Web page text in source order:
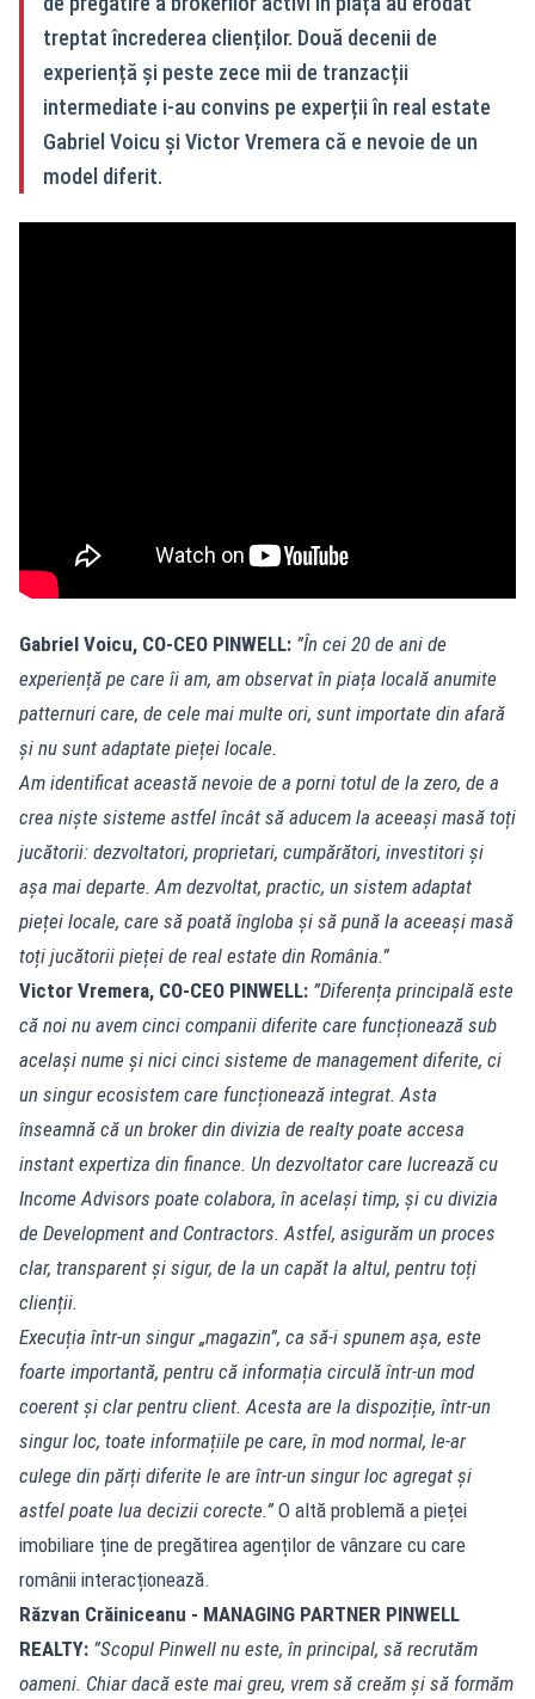
treptat încrederea clienților. Două decenii de
experiență și peste zece mii de tranzacții
intermediate i-au convins pe experții în real estate
Gabriel Voicu și Victor Vremera că e nevoie de un
model diferit.
Gabriel Voicu, CO-CEO PINWELL: ”În cei 20 de ani de
experiență pe care îi am, am observat în piața locală anumite
patternuri care, de cele mai multe ori, sunt importate din afară
și nu sunt adaptate pieței locale.
Am identificat această nevoie de a porni totul de la zero, de a
crea niște sisteme astfel încât să aducem la aceeași masă toți
jucătorii: dezvoltatori, proprietari, cumpărători, investitori și
așa mai departe. Am dezvoltat, practic, un sistem adaptat
pieței locale, care să poată îngloba și să pună la aceeași masă
toți jucătorii pieței de real estate din România.”
Victor Vremera, CO-CEO PINWELL: ”Diferența principală este
că noi nu avem cinci companii diferite care funcționează sub
același nume și nici cinci sisteme de management diferite, ci
un singur ecosistem care funcționează integrat. Asta
înseamnă că un broker din divizia de realty poate accesa
instant expertiza din finance. Un dezvoltator care lucrează cu
Income Advisors poate colabora, în același timp, și cu divizia
de Development and Contractors. Astfel, asigurăm un proces
clar, transparent și sigur, de la un capăt la altul, pentru toți
clienții.
Execuția într-un singur „magazin”, ca să-i spunem așa, este
foarte importantă, pentru că informația circulă într-un mod
coerent și clar pentru client. Acesta are la dispoziție, într-un
singur loc, toate informațiile pe care, în mod normal, le-ar
culege din părți diferite le are într-un singur loc agregat și
astfel poate lua decizii corecte.”O altă problemă a pieței
imobiliare ține de pregătirea agenților de vânzare cu care
românii interacționează.
Răzvan Crăiniceanu - MANAGING PARTNER PINWELL
REALTY: ”Scopul Pinwell nu este, în principal, să recrutăm
oameni. Chiar dacă este mai greu, vrem să creăm și să formăm